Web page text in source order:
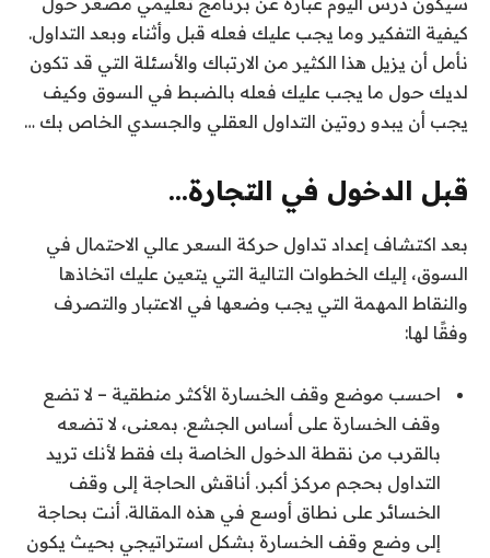
كيفية التفكير وما يجب عليك فعله قبل وأثناء وبعد التداول.
نأمل أن يزيل هذا الكثير من الارتباك والأسئلة التي قد تكون
لديك حول ما يجب عليك فعله بالضبط في السوق وكيف
يجب أن يبدو روتين التداول العقلي والجسدي الخاص بك …
قبل الدخول في التجارة…
بعد اكتشاف إعداد تداول حركة السعر عالي الاحتمال في
السوق، إليك الخطوات التالية التي يتعين عليك اتخاذها
والنقاط المهمة التي يجب وضعها في الاعتبار والتصرف
وفقًا لها:
احسب موضع وقف الخسارة الأكثر منطقية – لا تضع
وقف الخسارة على أساس الجشع. بمعنى، لا تضعه
بالقرب من نقطة الدخول الخاصة بك فقط لأنك تريد
التداول بحجم مركز أكبر. أناقش الحاجة إلى وقف
الخسائر على نطاق أوسع في هذه المقالة. أنت بحاجة
إلى وضع وقف الخسارة بشكل استراتيجي بحيث يكون